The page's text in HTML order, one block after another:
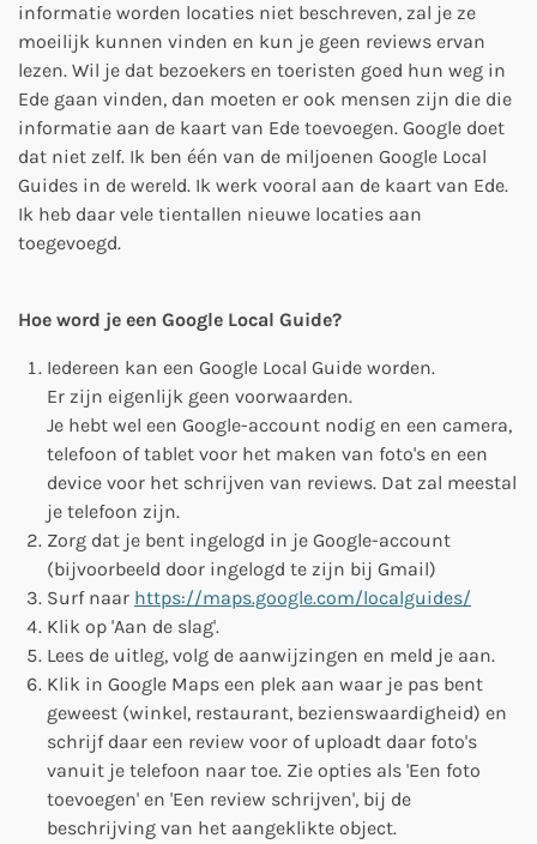
informatie worden locaties niet beschreven, zal je ze
moeilijk kunnen vinden en kun je geen reviews ervan
lezen. Wil je dat bezoekers en toeristen goed hun weg in
Ede gaan vinden, dan moeten er ook mensen zijn die die
informatie aan de kaart van Ede toevoegen. Google doet
dat niet zelf. Ik ben één van de miljoenen Google Local
Guides in de wereld. Ik werk vooral aan de kaart van Ede.
Ik heb daar vele tientallen nieuwe locaties aan
toegevoegd.
Hoe word je een Google Local Guide?
Iedereen kan een Google Local Guide worden.
Er zijn eigenlijk geen voorwaarden.
Je hebt wel een Google-account nodig en een camera,
telefoon of tablet voor het maken van foto's en een
device voor het schrijven van reviews. Dat zal meestal
je telefoon zijn.
Zorg dat je bent ingelogd in je Google-account
(bijvoorbeeld door ingelogd te zijn bij Gmail)
Surf naar https://maps.google.com/localguides/
Klik op 'Aan de slag'.
Lees de uitleg, volg de aanwijzingen en meld je aan.
Klik in Google Maps een plek aan waar je pas bent
geweest (winkel, restaurant, bezienswaardigheid) en
schrijf daar een review voor of uploadt daar foto's
vanuit je telefoon naar toe. Zie opties als 'Een foto
toevoegen' en 'Een review schrijven', bij de
beschrijving van het aangeklikte object.